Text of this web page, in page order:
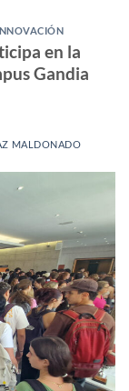
en la
Gandia
MALDONADO